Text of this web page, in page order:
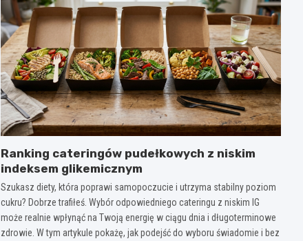
Ranking cateringów pudełkowych z niskim
indeksem glikemicznym
Szukasz diety, która poprawi samopoczucie i utrzyma stabilny poziom
cukru? Dobrze trafiłeś. Wybór odpowiedniego cateringu z niskim IG
może realnie wpłynąć na Twoją energię w ciągu dnia i długoterminowe
zdrowie. W tym artykule pokażę, jak podejść do wyboru świadomie i bez